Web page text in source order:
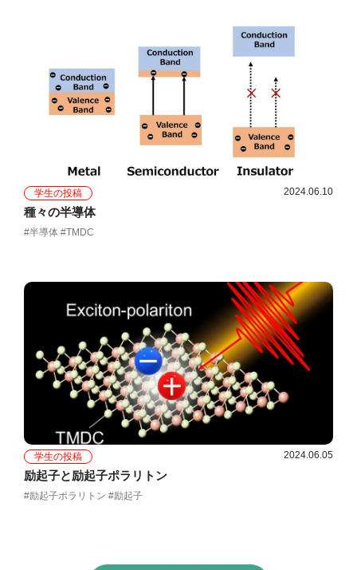
学生の投稿 2024.06.10
種々の半導体
#半導体 #TMDC
学生の投稿 2024.06.05
励起子と励起子ポラリトン
#励起子ポラリトン #励起子